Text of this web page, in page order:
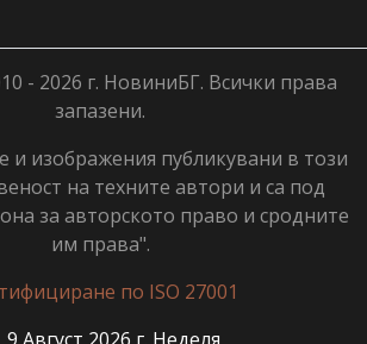
- 2026 г. НовиниБГ. Всички права
запазени.
и изображения публикувани в този
на техните автори и са под
за авторското право и сродните
им права".
по ISO 27001